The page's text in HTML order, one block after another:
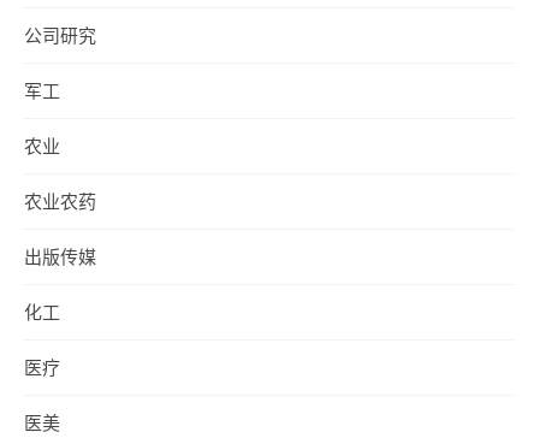
公司研究
军工
农业
农业农药
出版传媒
化工
医疗
医美